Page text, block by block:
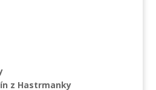
z Hastrmanky